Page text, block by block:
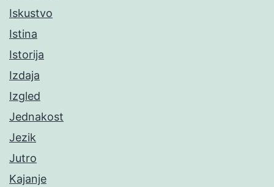
Iskustvo
Istina
Istorija
Izdaja
Izgled
Jednakost
Jezik
Jutro
Kajanje